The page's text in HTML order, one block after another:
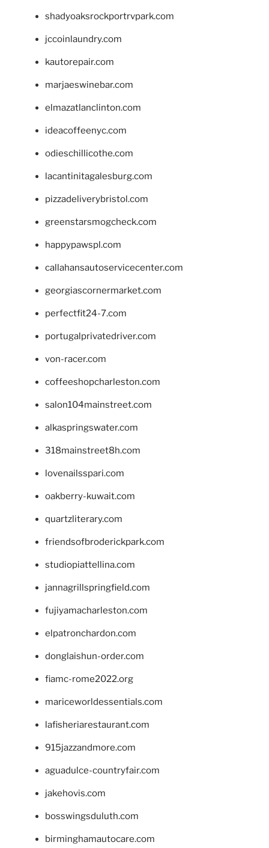
shadyoaksrockportrvpark.com
jccoinlaundry.com
kautorepair.com
marjaeswinebar.com
elmazatlanclinton.com
ideacoffeenyc.com
odieschillicothe.com
lacantinitagalesburg.com
pizzadeliverybristol.com
greenstarsmogcheck.com
happypawspl.com
callahansautoservicecenter.com
georgiascornermarket.com
perfectfit24-7.com
portugalprivatedriver.com
von-racer.com
coffeeshopcharleston.com
salon104mainstreet.com
alkaspringswater.com
318mainstreet8h.com
lovenailsspari.com
oakberry-kuwait.com
quartzliterary.com
friendsofbroderickpark.com
studiopiattellina.com
jannagrillspringfield.com
fujiyamacharleston.com
elpatronchardon.com
donglaishun-order.com
fiamc-rome2022.org
mariceworldessentials.com
lafisheriarestaurant.com
915jazzandmore.com
aguadulce-countryfair.com
jakehovis.com
bosswingsduluth.com
birminghamautocare.com